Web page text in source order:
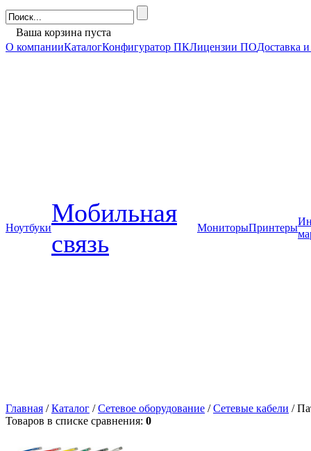
Ваша корзина пуста
О компанииКаталогКонфигуратор ПКЛицензии ПОДоставка
Ноутбуки
Мобильная
связь
МониторыПринтеры
Главная /Каталог /Сетевое оборудование /Сетевые кабели /
Товаров в списке сравнения: 0